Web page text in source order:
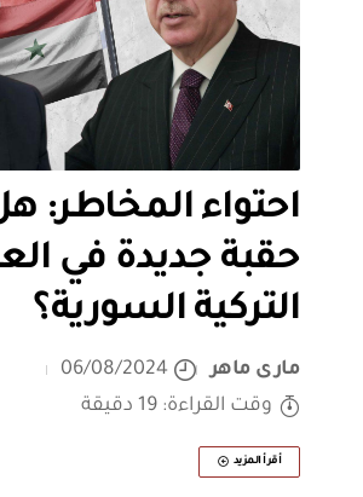
احتواء المخاطر:
حقبة جديدة في
التركية السورية؟
مارى ماهر
06/08/2024
وقت القراءة: 19 دقيقة
أقرأ المزيد